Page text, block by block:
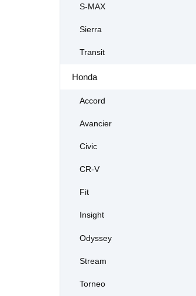
S-MAX
Sierra
Transit
Honda
Accord
Avancier
Civic
CR-V
Fit
Insight
Odyssey
Stream
Torneo